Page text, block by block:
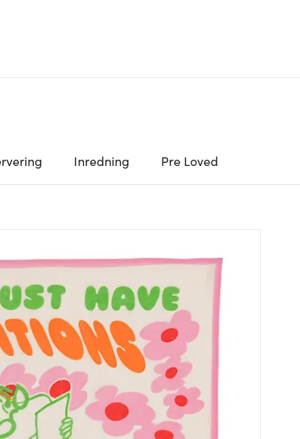
Inredning Pre Loved